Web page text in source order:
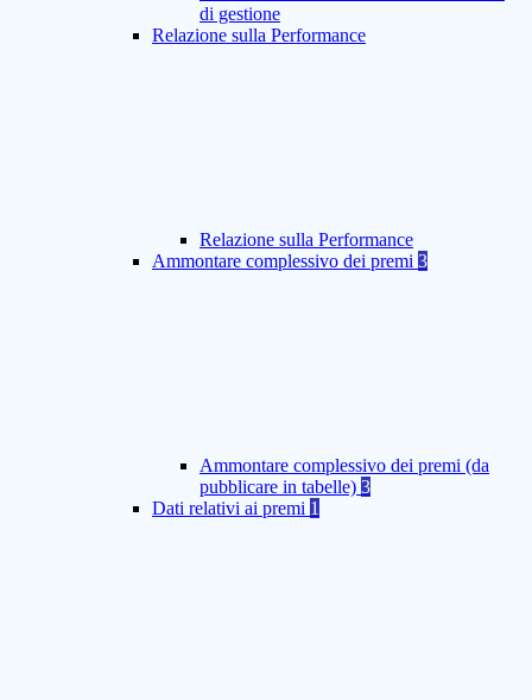
di gestione
Relazione sulla Performance
Relazione sulla Performance
Ammontare complessivo dei premi 3
Ammontare complessivo dei premi (da
pubblicare in tabelle) 3
Dati relativi ai premi 1